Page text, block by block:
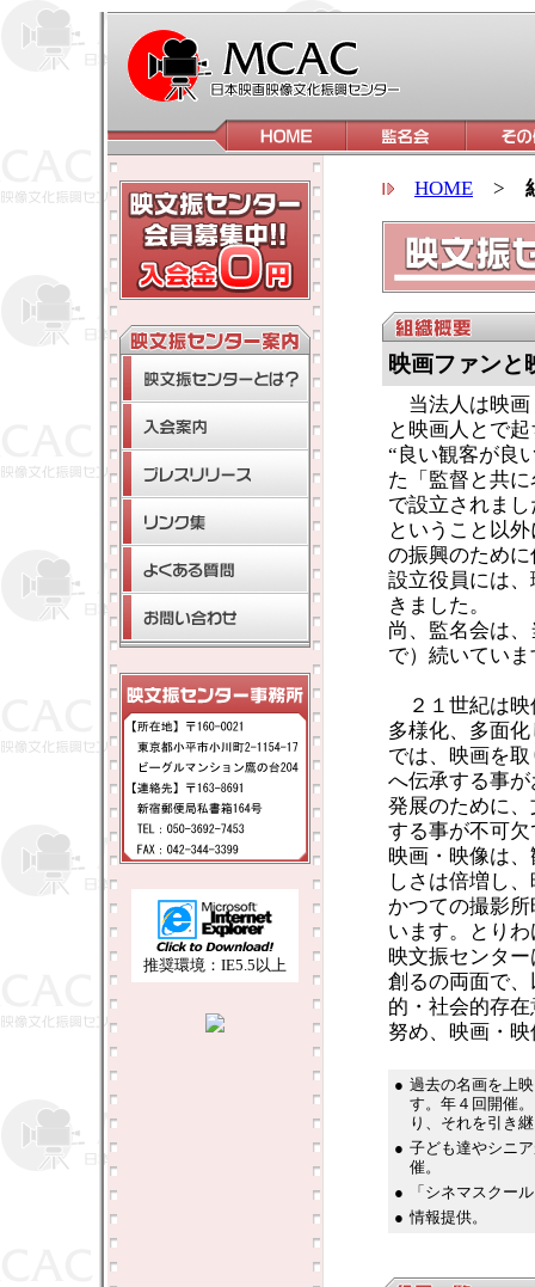
推奨環境：IE5.5以上
HOME >
映画ファンと
当法人は映画
と映画人とで
“良い観客が良
た「監督と共
で設立されま
ということ以
の振興のため
設立役員には
きました。
尚、監名会は
で）続いていま
２１世紀は映
多様化、多面
では、映画を
へ伝承する事
発展のために
する事が不可
映画・映像は
しさは倍増し
かつての撮影
います。とり
映文振センタ
創るの両面で
的・社会的存
努め、映画・
● 過去の名画を上
す。年４回開催
り、それを引き
● 子ども達やシニ
催。
●
「シネマスクー
● 情報提供。